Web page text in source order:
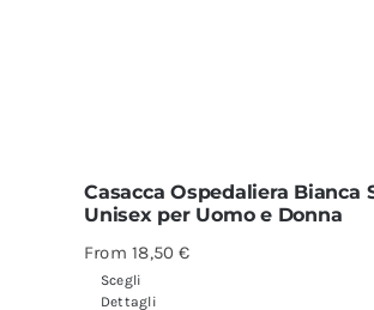
Casacca Ospedaliera Bianca
Unisex per Uomo e Donna
From18,50€
Scegli
Dettagli